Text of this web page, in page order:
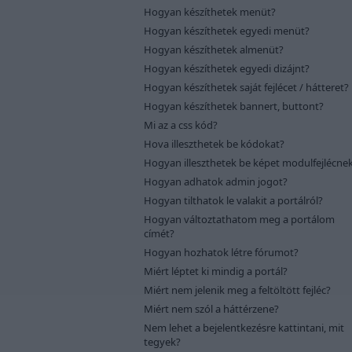
Hogyan készíthetek menüt?
Hogyan készíthetek egyedi menüt?
Hogyan készíthetek almenüt?
Hogyan készíthetek egyedi dizájnt?
Hogyan készíthetek saját fejlécet / hátteret?
Hogyan készíthetek bannert, buttont?
Mi az a css kód?
Hova illeszthetek be kódokat?
Hogyan illeszthetek be képet
Hogyan adhatok admin jogot?
Hogyan tilthatok le valakit a portálról?
Hogyan változtathatom meg a portálom
címét?
Hogyan hozhatok létre fórumot?
Miért léptet ki mindig a portál?
Miért nem jelenik meg a feltöltött fejléc?
Miért nem szól a háttérzene?
Nem lehet a bejelentkezésre kattintani, mit
tegyek?